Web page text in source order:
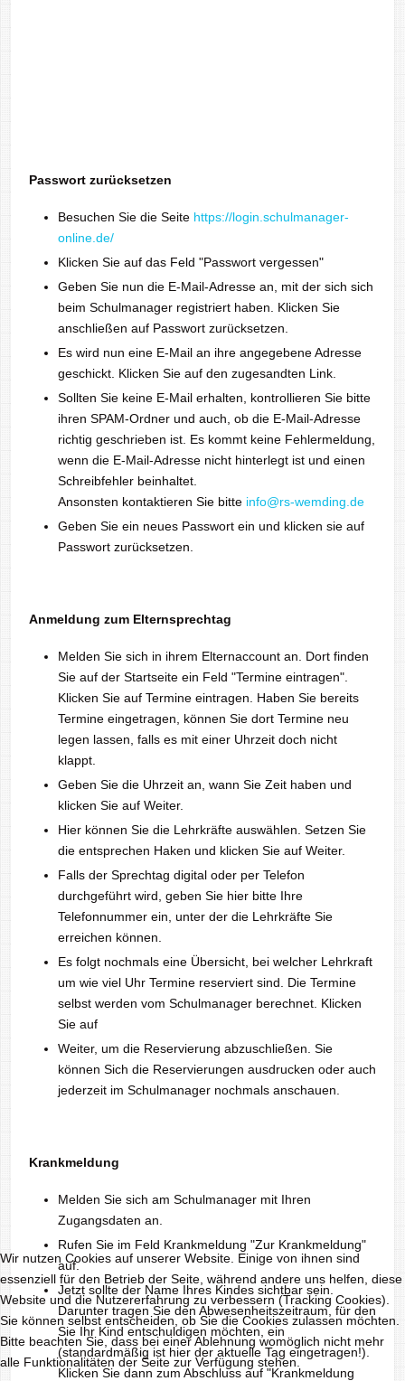
Passwort zurücksetzen
Besuchen Sie die Seite https://login.schulmanager-
online.de/
Klicken Sie auf das Feld "Passwort vergessen"
Geben Sie nun die E-Mail-Adresse an, mit der sich sich
beim Schulmanager registriert haben. Klicken Sie
anschließen auf Passwort zurücksetzen.
Es wird nun eine E-Mail an ihre angegebene Adresse
geschickt. Klicken Sie auf den zugesandten Link.
Sollten Sie keine E-Mail erhalten, kontrollieren Sie bitte
ihren SPAM-Ordner und auch, ob die E-Mail-Adresse
richtig geschrieben ist. Es kommt keine Fehlermeldung,
wenn die E-Mail-Adresse nicht hinterlegt ist und einen
Schreibfehler beinhaltet.
Ansonsten kontaktieren Sie bitte info@rs-wemding.de
Geben Sie ein neues Passwort ein und klicken sie auf
Passwort zurücksetzen.
Anmeldung zum Elternsprechtag
Melden Sie sich in ihrem Elternaccount an. Dort finden
Sie auf der Startseite ein Feld "Termine eintragen".
Klicken Sie auf Termine eintragen. Haben Sie bereits
Termine eingetragen, können Sie dort Termine neu
legen lassen, falls es mit einer Uhrzeit doch nicht
klappt.
Geben Sie die Uhrzeit an, wann Sie Zeit haben und
klicken Sie auf Weiter.
Hier können Sie die Lehrkräfte auswählen. Setzen Sie
die entsprechen Haken und klicken Sie auf Weiter.
Falls der Sprechtag digital oder per Telefon
durchgeführt wird, geben Sie hier bitte Ihre
Telefonnummer ein, unter der die Lehrkräfte Sie
erreichen können.
Es folgt nochmals eine Übersicht, bei welcher Lehrkraft
um wie viel Uhr Termine reserviert sind. Die Termine
selbst werden vom Schulmanager berechnet. Klicken
Sie auf
Weiter, um die Reservierung abzuschließen. Sie
können Sich die Reservierungen ausdrucken oder auch
jederzeit im Schulmanager nochmals anschauen.
Krankmeldung
Melden Sie sich am Schulmanager mit Ihren
Zugangsdaten an.
Rufen Sie im Feld Krankmeldung "Zur Krankmeldung"
auf.
Jetzt sollte der Name Ihres Kindes sichtbar sein.
Darunter tragen Sie den Abwesenheitszeitraum, für den
Sie Ihr Kind entschuldigen möchten, ein
(standardmäßig ist hier der aktuelle Tag eingetragen!).
Klicken Sie dann zum Abschluss auf "Krankmeldung
Wir nutzen Cookies auf unserer Website. Einige von ihnen sind
essenziell für den Betrieb der Seite, während andere uns helfen, diese
Website und die Nutzererfahrung zu verbessern (Tracking Cookies).
Sie können selbst entscheiden, ob Sie die Cookies zulassen möchten.
Bitte beachten Sie, dass bei einer Ablehnung womöglich nicht mehr
alle Funktionalitäten der Seite zur Verfügung stehen.